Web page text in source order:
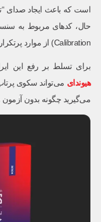
است که باعث ایجاد صدای
Calibration) از موارد پرتکرار هستند.
برای تسلط بر رفع این
هیوندای می‌تواند سکوی
می‌گیرید چگونه بدون